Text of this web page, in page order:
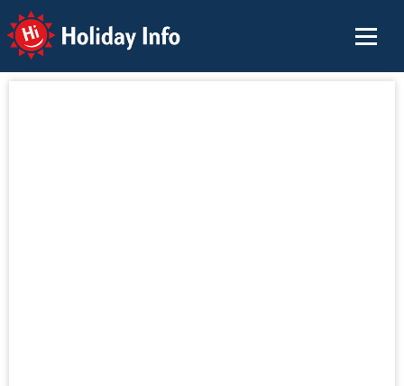
Holiday Info